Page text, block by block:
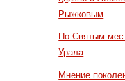
Рыжковым
По Святым
Урала
Мнение